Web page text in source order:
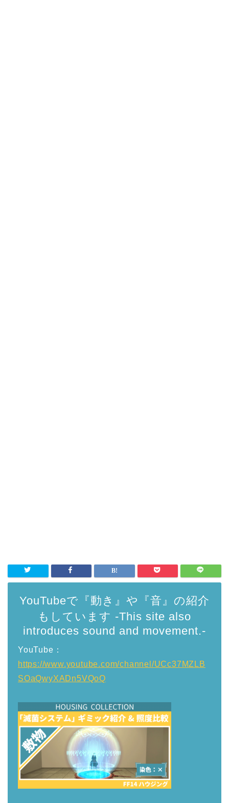
YouTubeで『動き』や『音』の紹介
もしています -This site also
introduces sound and movement.-
YouTube：
https://www.youtube.com/channel/UCc37MZLB
SOaQwyXADn5VQoQ